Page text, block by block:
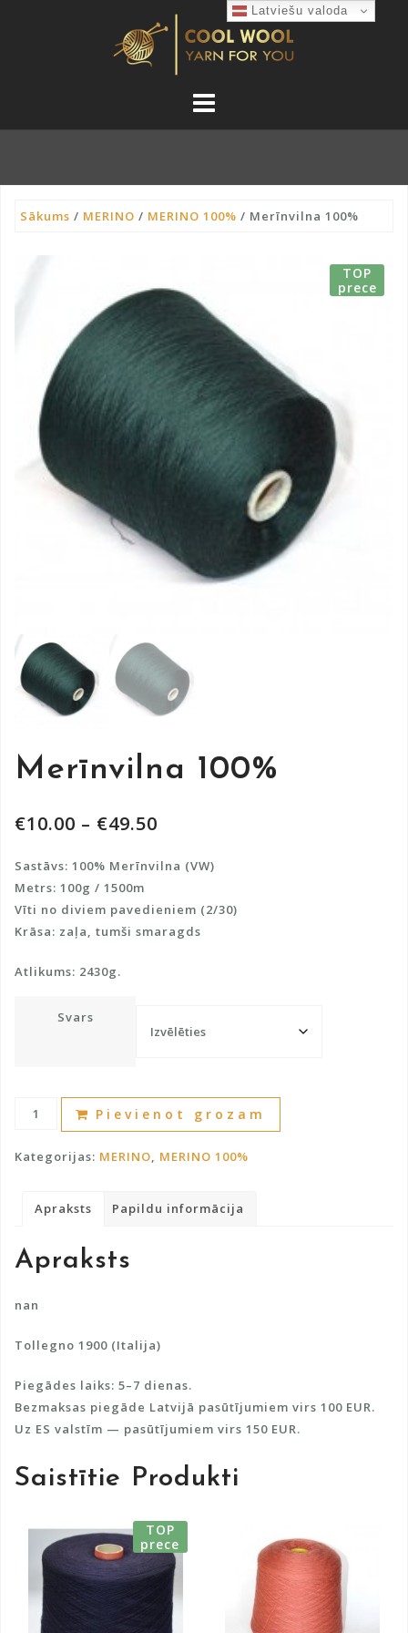
Sākums / MERINO / MERINO 100% / Merīnvilna 100%
TOP
prece
Merīnvilna 100%
€10.00 – €49.50
Sastāvs: 100% Merīnvilna (VW)
Metrs: 100g / 1500m
Vīti no diviem pavedieniem (2/30)
Krāsa: zaļa, tumši smaragds
Atlikums: 2430g.
Svars
Merīnvilna
daudzums
Pievienot grozam
Kategorijas: MERINO, MERINO 100%
Apraksts Papildu informācija
Apraksts
nan
Tollegno 1900 (Italija)
Piegādes laiks: 5–7 dienas.
Bezmaksas piegāde Latvijā pasūtījumiem virs 100 EUR.
Uz ES valstīm — pasūtījumiem virs 150 EUR.
Saistītie Produkti
TOP
prece
Latviešu valoda